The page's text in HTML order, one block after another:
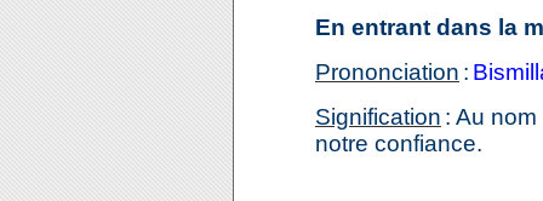
En entrant dans la
Prononciation :
Signification : Au
notre confiance.